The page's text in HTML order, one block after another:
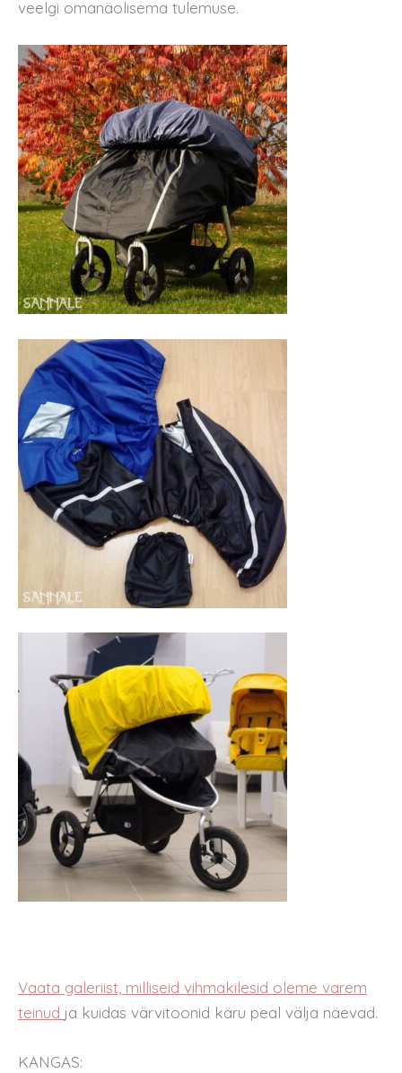
veelgi omanäolisema tulemuse.
Vaata galeriist, milliseid vihmakilesid oleme varem
teinud ja kuidas värvitoonid käru peal välja näevad.
KANGAS: